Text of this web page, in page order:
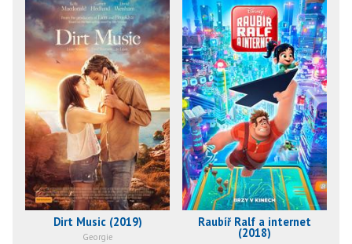
Dirt Music (2019)
Georgie
Raubíř Ralf a internet
(2018)